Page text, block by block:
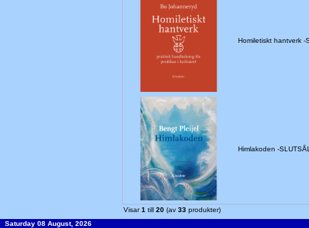
Homiletiskt hantverk -
Himlakoden -
Visar1 till 20 (av 33 produkter)
Saturday 08 August, 2026